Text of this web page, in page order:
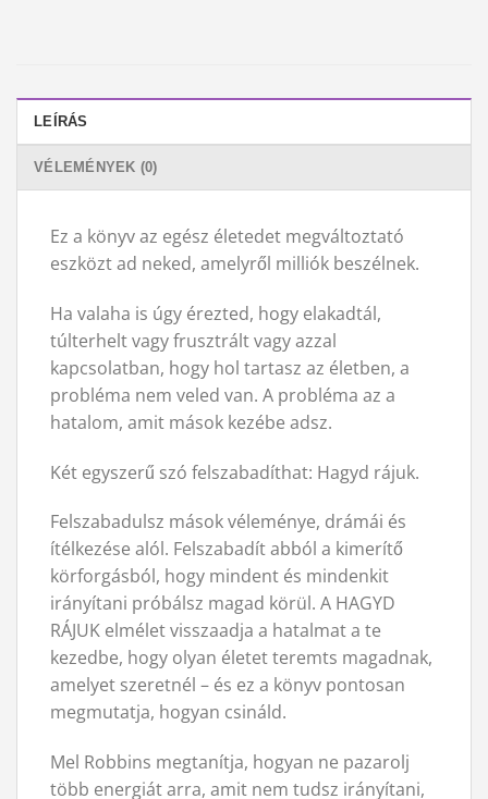
LEÍRÁS
VÉLEMÉNYEK (0)
Ez a könyv az egész életedet megváltoztató
eszközt ad neked, amelyről milliók beszélnek.
Ha valaha is úgy érezted, hogy elakadtál,
túlterhelt vagy frusztrált vagy azzal
kapcsolatban, hogy hol tartasz az életben, a
probléma nem veled van. A probléma az a
hatalom, amit mások kezébe adsz.
Két egyszerű szó felszabadíthat: Hagyd rájuk.
Felszabadulsz mások véleménye, drámái és
ítélkezése alól. Felszabadít abból a kimerítő
körforgásból, hogy mindent és mindenkit
irányítani próbálsz magad körül. A HAGYD
RÁJUK elmélet visszaadja a hatalmat a te
kezedbe, hogy olyan életet teremts magadnak,
amelyet szeretnél – és ez a könyv pontosan
megmutatja, hogyan csináld.
Mel Robbins megtanítja, hogyan ne pazarolj
több energiát arra, amit nem tudsz irányítani,